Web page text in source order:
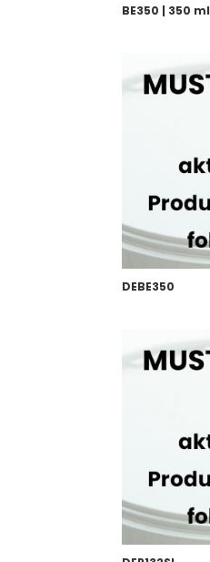
BE350 | 350 ml
DEBE350